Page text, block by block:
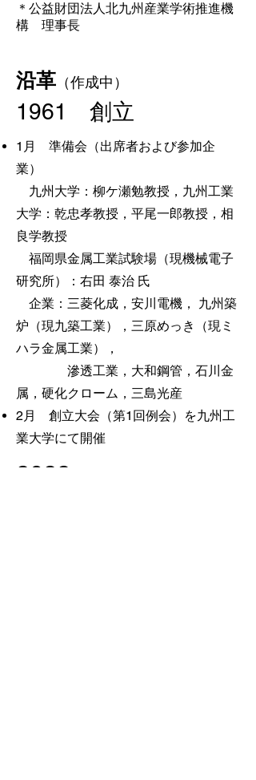
＊公益財団法人北九州産業学術推進機
構 理事長
沿革 （作成中）
1961 創立
1月 準備会（出席者および参加企
業）
九州大学：柳ケ瀬勉教授，九州工業
大学：乾忠孝教授，平尾一郎教授，相
良学教授
福岡県金属工業試験場（現機械電子
研究所）：右田 泰治 氏
企業：三菱化成，安川電機， 九州築
炉（現九築工業），三原めっき（現ミ
ハラ金属工業），
​ 滲透工業，大和鋼管，石川金
属，硬化クローム，三島光産
2月 創立大会（第1回例会）を九州工
業大学にて開催
2022